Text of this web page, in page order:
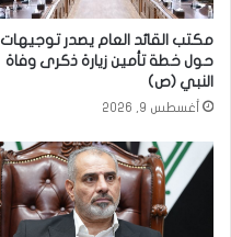
مكتب القائد العام يصدر توجيهات
حول خطة تأمين زيارة ذكرى وفاة
النبي (ص)
أغسطس 9, 2026